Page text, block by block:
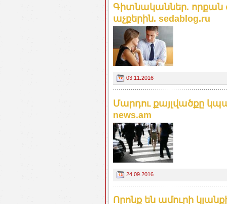
Գիտնականներ. որքան
աչքերին. sedablog.ru
03.11.2016
Մարդու քայլվածքը
news.am
24.09.2016
Որոնք են ամուրի